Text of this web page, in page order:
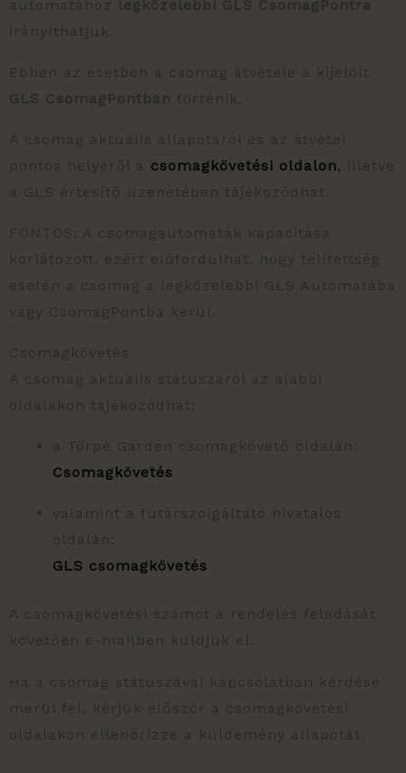
automatához
legközelebbi GLS CsomagPontra
irányíthatjuk.
Ebben az esetben a csomag átvétele a kijelölt
GLS CsomagPontban történik.
A csomag aktuális állapotáról és az átvétel
pontos helyéről a csomagkövetési oldalon, illetve
a GLS értesítő üzenetében tájékozódhat.
FONTOS: A csomagautomaták kapacitása
korlátozott, ezért előfordulhat, hogy telítettség
esetén a csomag a legközelebbi GLS Automatába
vagy CsomagPontba kerül.
Csomagkövetés
A csomag aktuális státuszáról az alábbi
oldalakon tájékozódhat:
a Törpe Garden csomagkövető oldalán:
Csomagkövetés
valamint a futárszolgáltató hivatalos
oldalán:
GLS csomagkövetés
A csomagkövetési számot a rendelés feladását
követően e-mailben küldjük el.
Ha a csomag státuszával kapcsolatban kérdése
merül fel, kérjük először a csomagkövetési
oldalakon ellenőrizze a küldemény állapotát.